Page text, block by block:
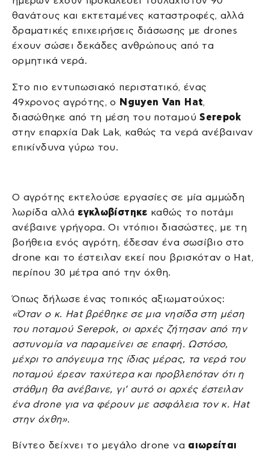
θανάτους και εκτεταμένες καταστροφές, αλλά
δραματικές επιχειρήσεις διάσωσης με drones
έχουν σώσει δεκάδες ανθρώπους από τα
ορμητικά νερά.
Στο πιο εντυπωσιακό περιστατικό, ένας
49χρονος αγρότης, ο Nguyen Van Hat,
διασώθηκε από τη μέση του ποταμούSerepok
στην επαρχία Dak Lak, καθώς τα νερά ανέβαιναν
επικίνδυνα γύρω του.
Ο αγρότης εκτελούσε εργασίες σε μία αμμώδη
λωρίδα αλλά εγκλωβίστηκε καθώς το ποτάμι
ανέβαινε γρήγορα. Οι ντόπιοι διασώστες, με τη
βοήθεια ενός αγρότη, έδεσαν ένα σωσίβιο στο
drone και το έστειλαν εκεί που βρισκόταν ο Hat,
περίπου 30 μέτρα από την όχθη.
Όπως δήλωσε ένας τοπικός αξιωματούχος:
«Όταν ο κ. Hat βρέθηκε σε μια νησίδα στη μέση
του ποταμού Serepok, οι αρχές ζήτησαν από την
αστυνομία να παραμείνει σε επαφή. Ωστόσο,
μέχρι το απόγευμα της ίδιας μέρας, τα νερά του
ποταμού έρεαν ταχύτερα και προβλεπόταν ότι η
στάθμη θα ανέβαινε, γι’ αυτό οι αρχές έστειλαν
ένα drone για να φέρουν με ασφάλεια τον κ. Hat
στην όχθη».
Βίντεο δείχνει το μεγάλο drone να αιωρείται